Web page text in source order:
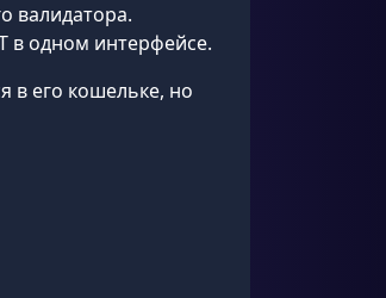
валидатора.
в одном интерфейсе.
в его кошельке, но